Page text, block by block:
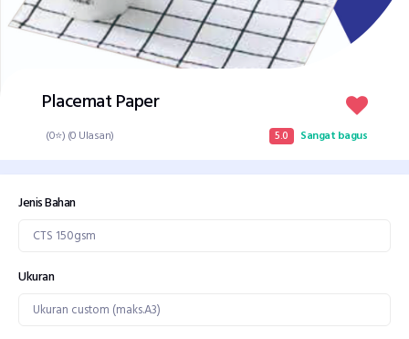
Placemat Paper
(0⭐) (0 Ulasan) 5.0 Sangat bagus
Jenis Bahan
Ukuran